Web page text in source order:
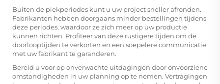
Buiten de piekperiodes kunt u uw project sneller afronden.
Fabrikanten hebben doorgaans minder bestellingen tijdens
deze periodes, waardoor ze zich meer op uw productie
kunnen richten. Profiteer van deze rustigere tijden om de
doorlooptijden te verkorten en een soepelere communicatie
met uw fabrikant te garanderen.
Bereid u voor op onverwachte uitdagingen door onvoorziene
omstandigheden in uw planning op te nemen. Vertragingen